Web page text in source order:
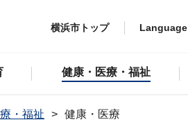
横浜市トップ Language
健康・医療・福祉
・福祉 健康・医療